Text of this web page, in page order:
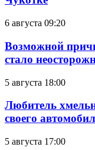
6 августа 09:20
Возможной
стало
5 августа 18:00
Любитель
своего
5 августа 17:00